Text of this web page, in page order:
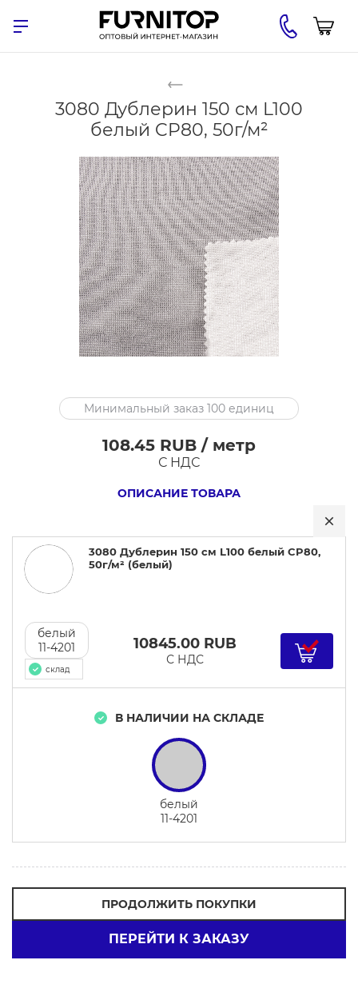
3080 Дублерин 150 см L100
белый CP80, 50г/м²
3080
Дублерин
50г/
Минимальный заказ 100 единиц
108.45 RUB / метр
С НДС
ОПИСАНИЕ ТОВАРА
3080 Дублерин 150 см L100 белый CP80,
50г/м² (белый)
белый
11-4201
склад
10845.00 RUB
С НДС
В НАЛИЧИИ НА СКЛАДЕ
белый
11-4201
ПРОДОЛЖИТЬ ПОКУПКИ
ПЕРЕЙТИ К ЗАКАЗУ